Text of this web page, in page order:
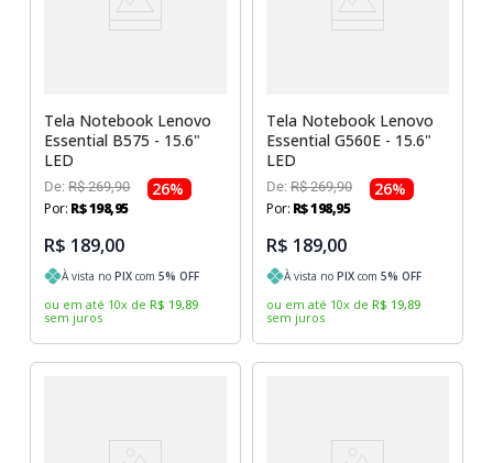
Tela Notebook Lenovo
Essential B575 - 15.6"
LED
De:R$ 269,90 26%
Por: R$198,95
R$ 189,00
À vista noPIX com5% OFF
ou em até 10x de R$ 19,89
sem juros
Tela Notebook Lenovo
Essential G560E - 15.6"
LED
De: R$ 269,90 26%
Por: R$198,95
R$ 189,00
À vista no PIX com 5% OFF
ou em até 10x de R$ 19,89
sem juros